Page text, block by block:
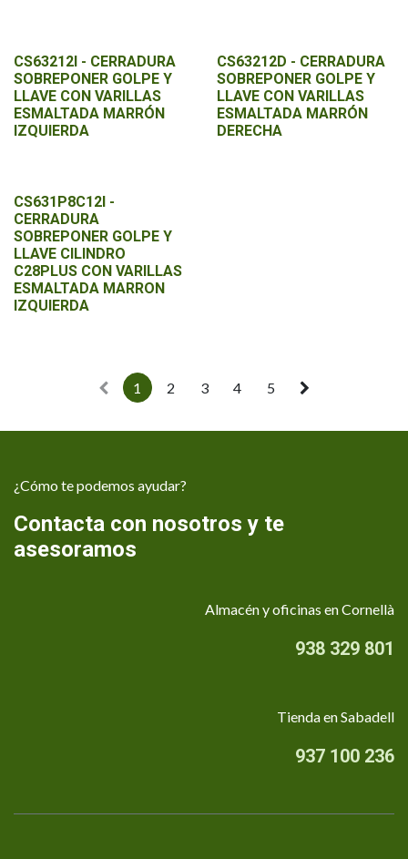
CS63212I - CERRADURA
SOBREPONER GOLPE Y
LLAVE CON VARILLAS
ESMALTADA MARRÓN
IZQUIERDA
CS63212D - CERRADURA
SOBREPONER GOLPE Y
LLAVE CON VARILLAS
ESMALTADA MARRÓN
DERECHA
CS631P8C12I -
CERRADURA
SOBREPONER GOLPE Y
LLAVE CILINDRO
C28PLUS CON VARILLAS
ESMALTADA MARRON
IZQUIERDA
1 2 3 4 5
¿Cómo te podemos ayudar?
Contacta con nosotros y te
asesoramos
Almacén y oficinas en Cornellà
938 329 801
Tienda en Sabadell
937 100 236